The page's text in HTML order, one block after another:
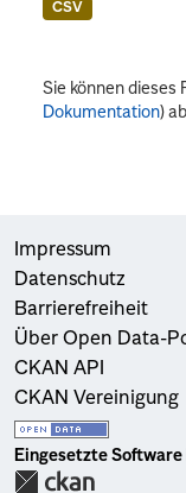
CSV
Sie können dieses
Dokumentation)
Impressum
Datenschutz
Barrierefreiheit
Über Open Data-
CKAN API
CKAN Vereinigung
Eingesetzte